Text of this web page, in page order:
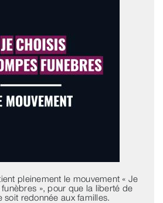
pleinement le mouvement « Je
», pour que la liberté de
soit redonnée aux familles.